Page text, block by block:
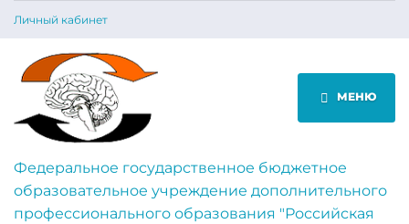
Личный кабинет
МЕНЮ
Федеральное государственное бюджетное
образовательное учреждение дополнительного
профессионального образования "Российская